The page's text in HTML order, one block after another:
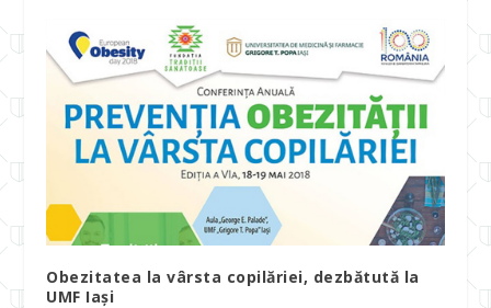
Obezitatea la vârsta copilăriei, dezbătută la
UMF Iași